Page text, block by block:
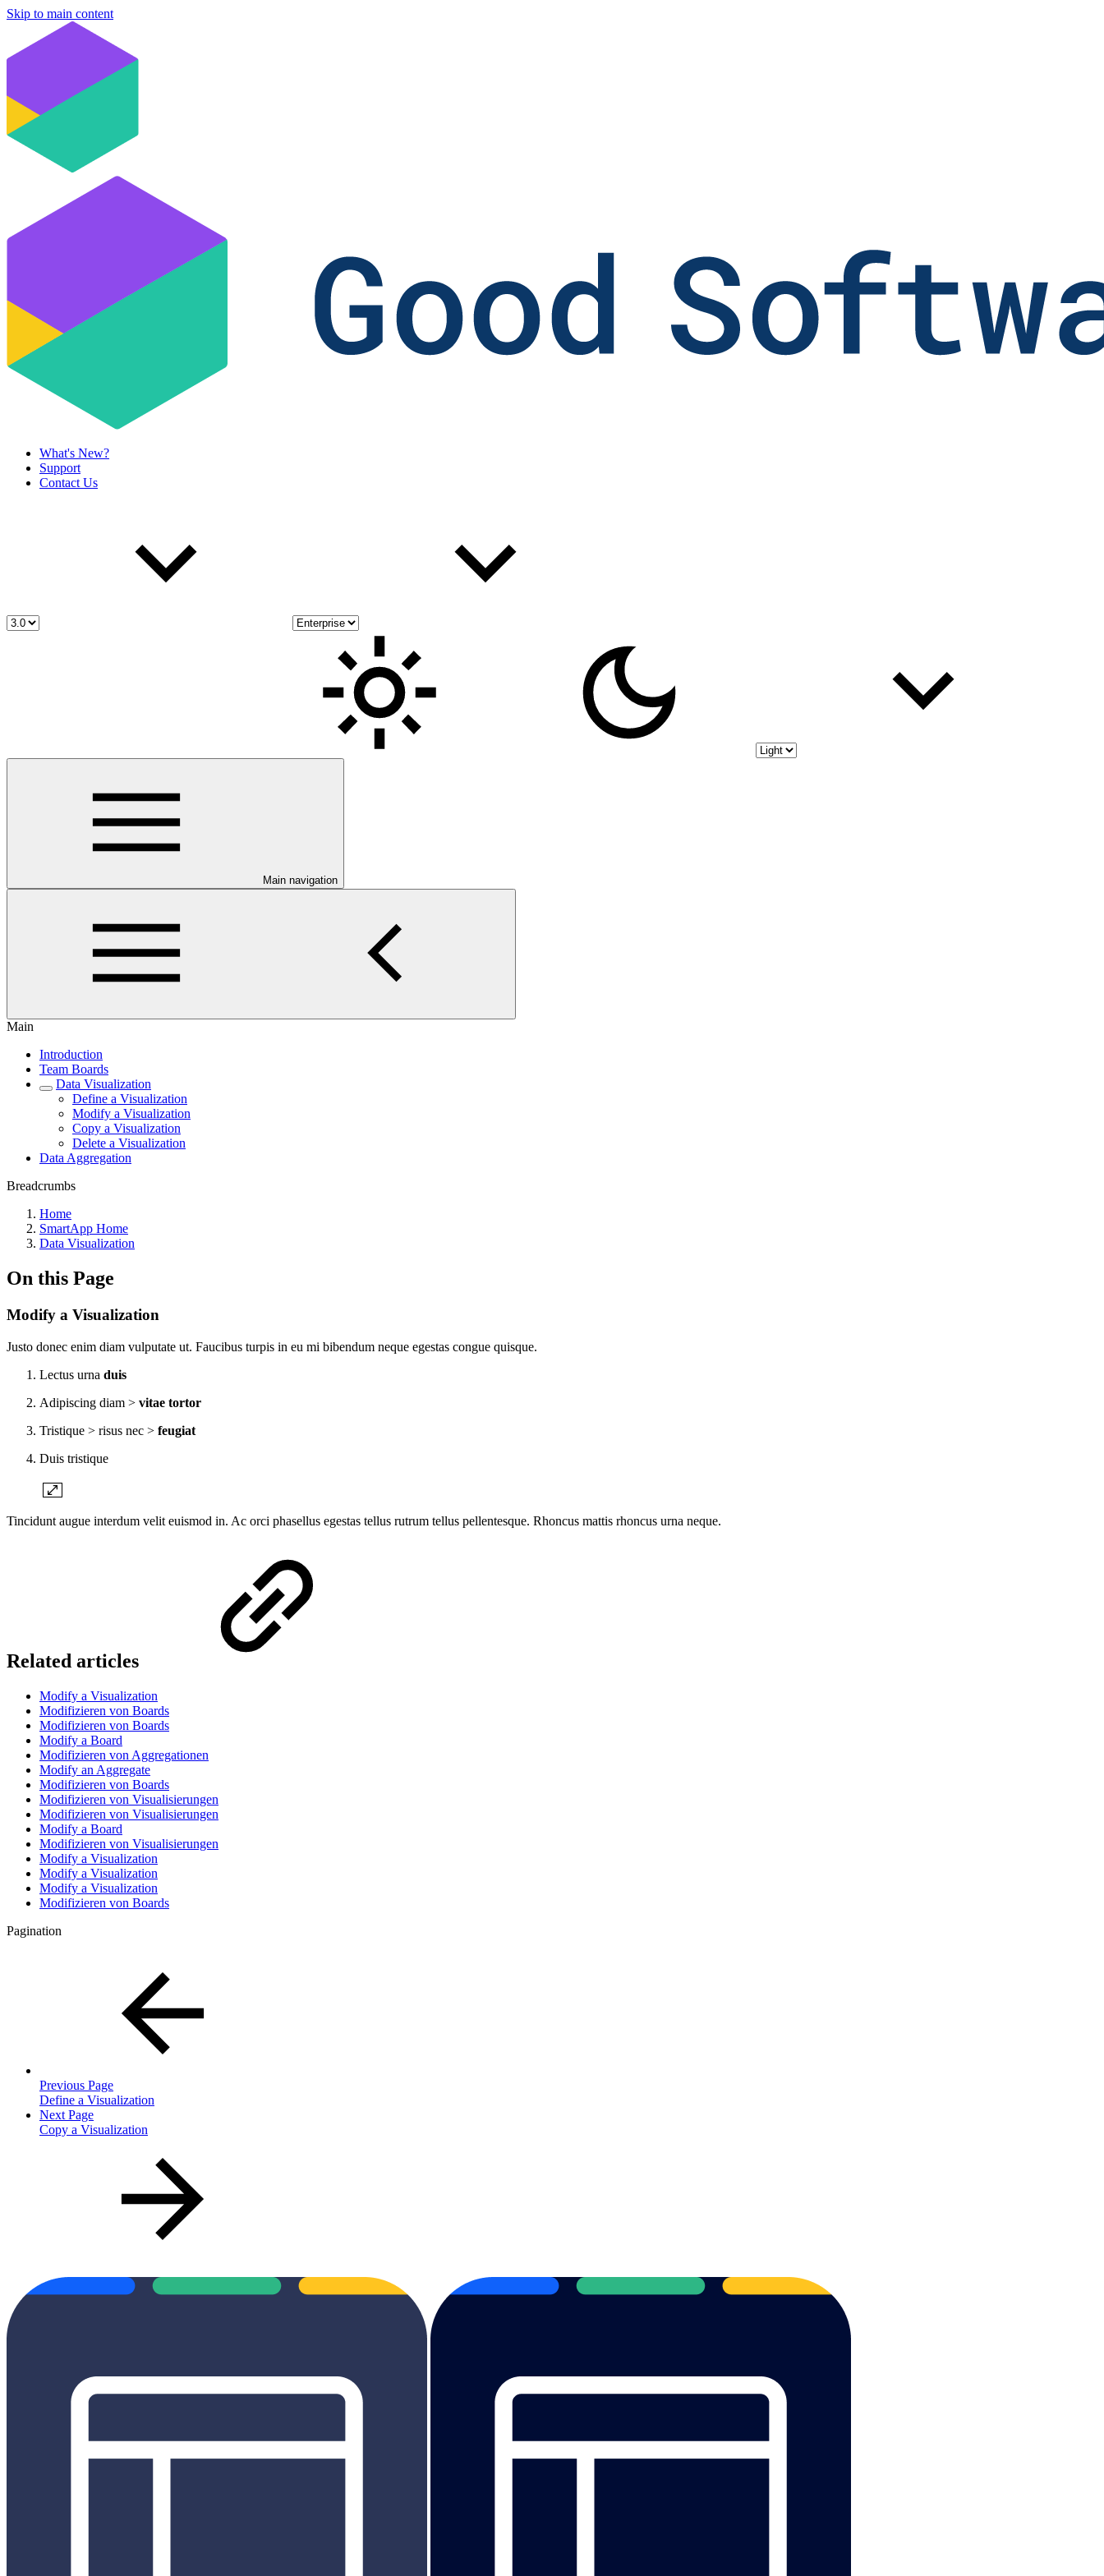
Skip to main content
What's New?
Support
Contact Us
Main navigation
Main
Introduction
Team Boards
Data Visualization
Define a Visualization
Modify a Visualization
Copy a Visualization
Delete a Visualization
Data Aggregation
Breadcrumbs
Home
SmartApp Home
Data Visualization
On this Page
Modify a Visualization
Justo donec enim diam vulputate ut. Faucibus turpis in eu mi bibendum neque egestas congue quisque.
Lectus urna duis
Adipiscing diam > vitae tortor
Tristique > risus nec > feugiat
Duis tristique
Tincidunt augue interdum velit euismod in. Ac orci phasellus egestas tellus rutrum tellus pellentesque. Rhoncus mattis rhoncus urna neque.
Related articles
Modify a Visualization
Modifizieren von Boards
Modifizieren von Boards
Modify a Board
Modifizieren von Aggregationen
Modify an Aggregate
Modifizieren von Boards
Modifizieren von Visualisierungen
Modifizieren von Visualisierungen
Modify a Board
Modifizieren von Visualisierungen
Modify a Visualization
Modify a Visualization
Modify a Visualization
Modifizieren von Boards
Pagination
Previous Page
Define a Visualization
Next Page
Copy a Visualization